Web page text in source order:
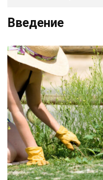
Введение